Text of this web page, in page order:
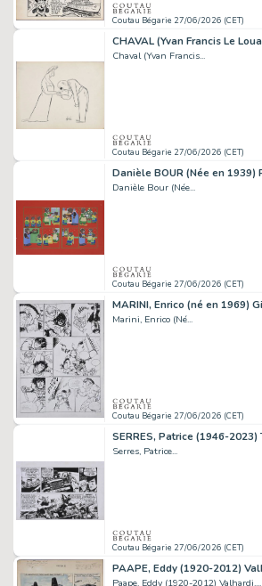
Coutau Bégarie 27/06/2026 (CET)
Chaval (Yvan Francis...
Coutau Bégarie 27/06/2026 (CET)
Danièle Bour (Née...
Coutau Bégarie 27/06/2026 (CET)
Marini, Enrico (Né...
Coutau Bégarie 27/06/2026 (CET)
Serres, Patrice...
Coutau Bégarie 27/06/2026 (CET)
Paape, Eddy (1920-2012) Valhardi,...